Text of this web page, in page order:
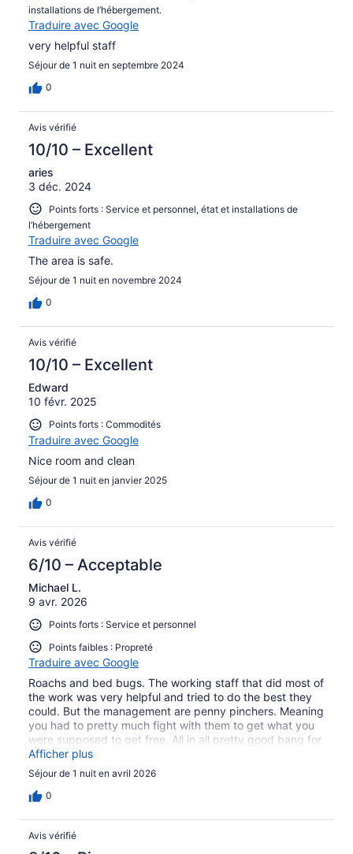
installations de l’hébergement.
Traduire avec Google
very helpful staff
Séjour de 1 nuit en septembre 2024
0
Avis vérifié
10/10 – Excellent
aries
3 déc. 2024
Points forts : Service et personnel, état et installations de
l’hébergement
Traduire avec Google
The area is safe.
Séjour de 1 nuit en novembre 2024
0
Avis vérifié
10/10 – Excellent
Edward
10 févr. 2025
Points forts : Commodités
Traduire avec Google
Nice room and clean
Séjour de 1 nuit en janvier 2025
0
Avis vérifié
6/10 – Acceptable
Michael L.
9 avr. 2026
Points forts : Service et personnel
Points faibles : Propreté
Traduire avec Google
Roachs and bed bugs. The working staff that did most of
the work was very helpful and tried to do the best they
could. But the management are penny pinchers. Meaning
you had to pretty much fight with them to get what you
were supposed to get free. All in all pretty good bang for
the buck.
Afficher plus
Séjour de 1 nuit en avril 2026
0
Avis vérifié